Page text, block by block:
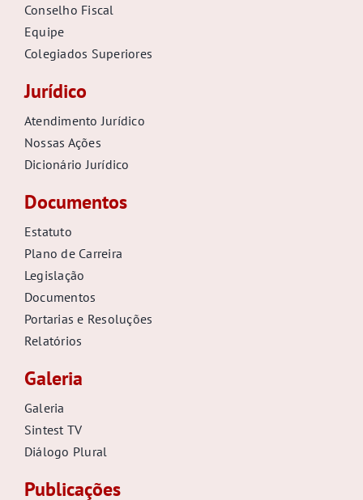
Conselho Fiscal
Equipe
Colegiados Superiores
Jurídico
Atendimento Jurídico
Nossas Ações
Dicionário Jurídico
Documentos
Estatuto
Plano de Carreira
Legislação
Documentos
Portarias e Resoluções
Relatórios
Galeria
Galeria
Sintest TV
Diálogo Plural
Publicações